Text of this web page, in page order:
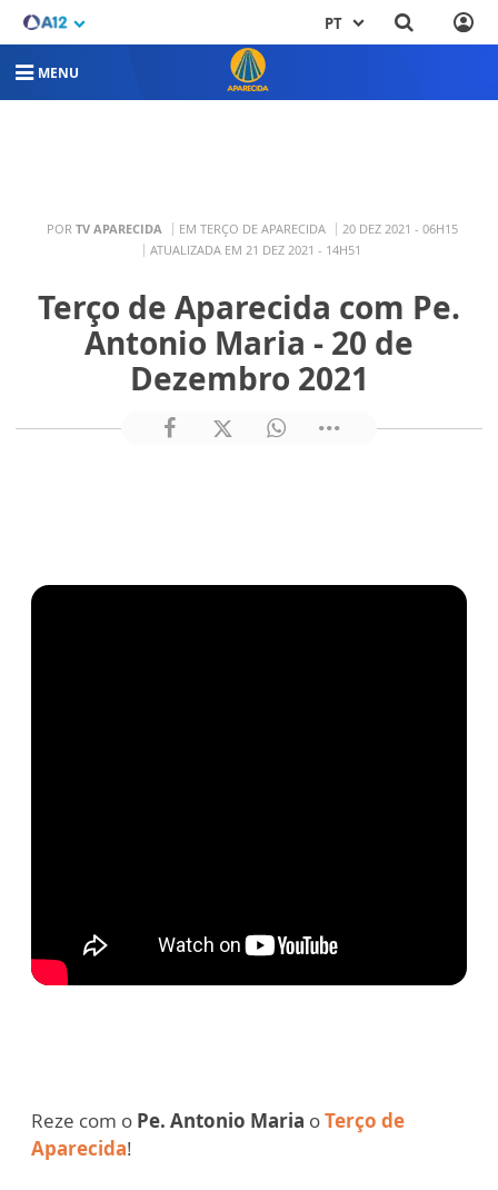
PT
MENU
POR TV APARECIDA EM TERÇO DE APARECIDA
20 DEZ 2021 - 06H15
ATUALIZADA EM 21 DEZ 2021 - 14H51
Terço de Aparecida com Pe.
Antonio Maria - 20 de
Dezembro 2021
Reze com o Pe. Antonio Maria oTerço de
Aparecida!